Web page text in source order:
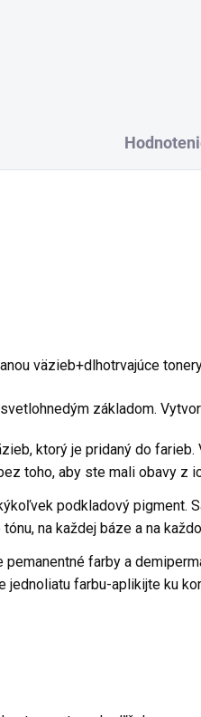
väzieb+dlhotrvajúce
základom.
ktorý je pridaný do
toho, aby ste mali obavy z
podkladový pigment.
na každej báze a na
farby a
farbu-aplikijte ku